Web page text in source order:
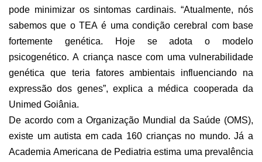
pode minimizar os sintomas cardinais. “Atualmente, nós
sabemos que o TEA é uma condição cerebral com base
fortemente genética. Hoje se adota o modelo
psicogenético. A criança nasce com uma vulnerabilidade
genética que teria fatores ambientais influenciando na
expressão dos genes”, explica a médica cooperada da
Unimed Goiânia.
De acordo com a Organização Mundial da Saúde (OMS),
existe um autista em cada 160 crianças no mundo. Já a
Academia Americana de Pediatria estima uma prevalência